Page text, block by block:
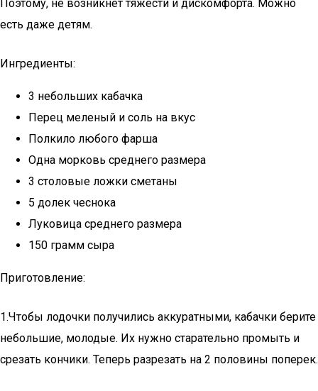
Поэтому, не возникнет тяжести и дискомфорта. Можно
есть даже детям.
Ингредиенты:
3 небольших кабачка
Перец меленый и соль на вкус
Полкило любого фарша
Одна морковь среднего размера
3 столовые ложки сметаны
5 долек чеснока
Луковица среднего размера
150 грамм сыра
Приготовление:
1.Чтобы лодочки получились аккуратными, кабачки берите
небольшие, молодые. Их нужно старательно промыть и
срезать кончики. Теперь разрезать на 2 половины поперек.